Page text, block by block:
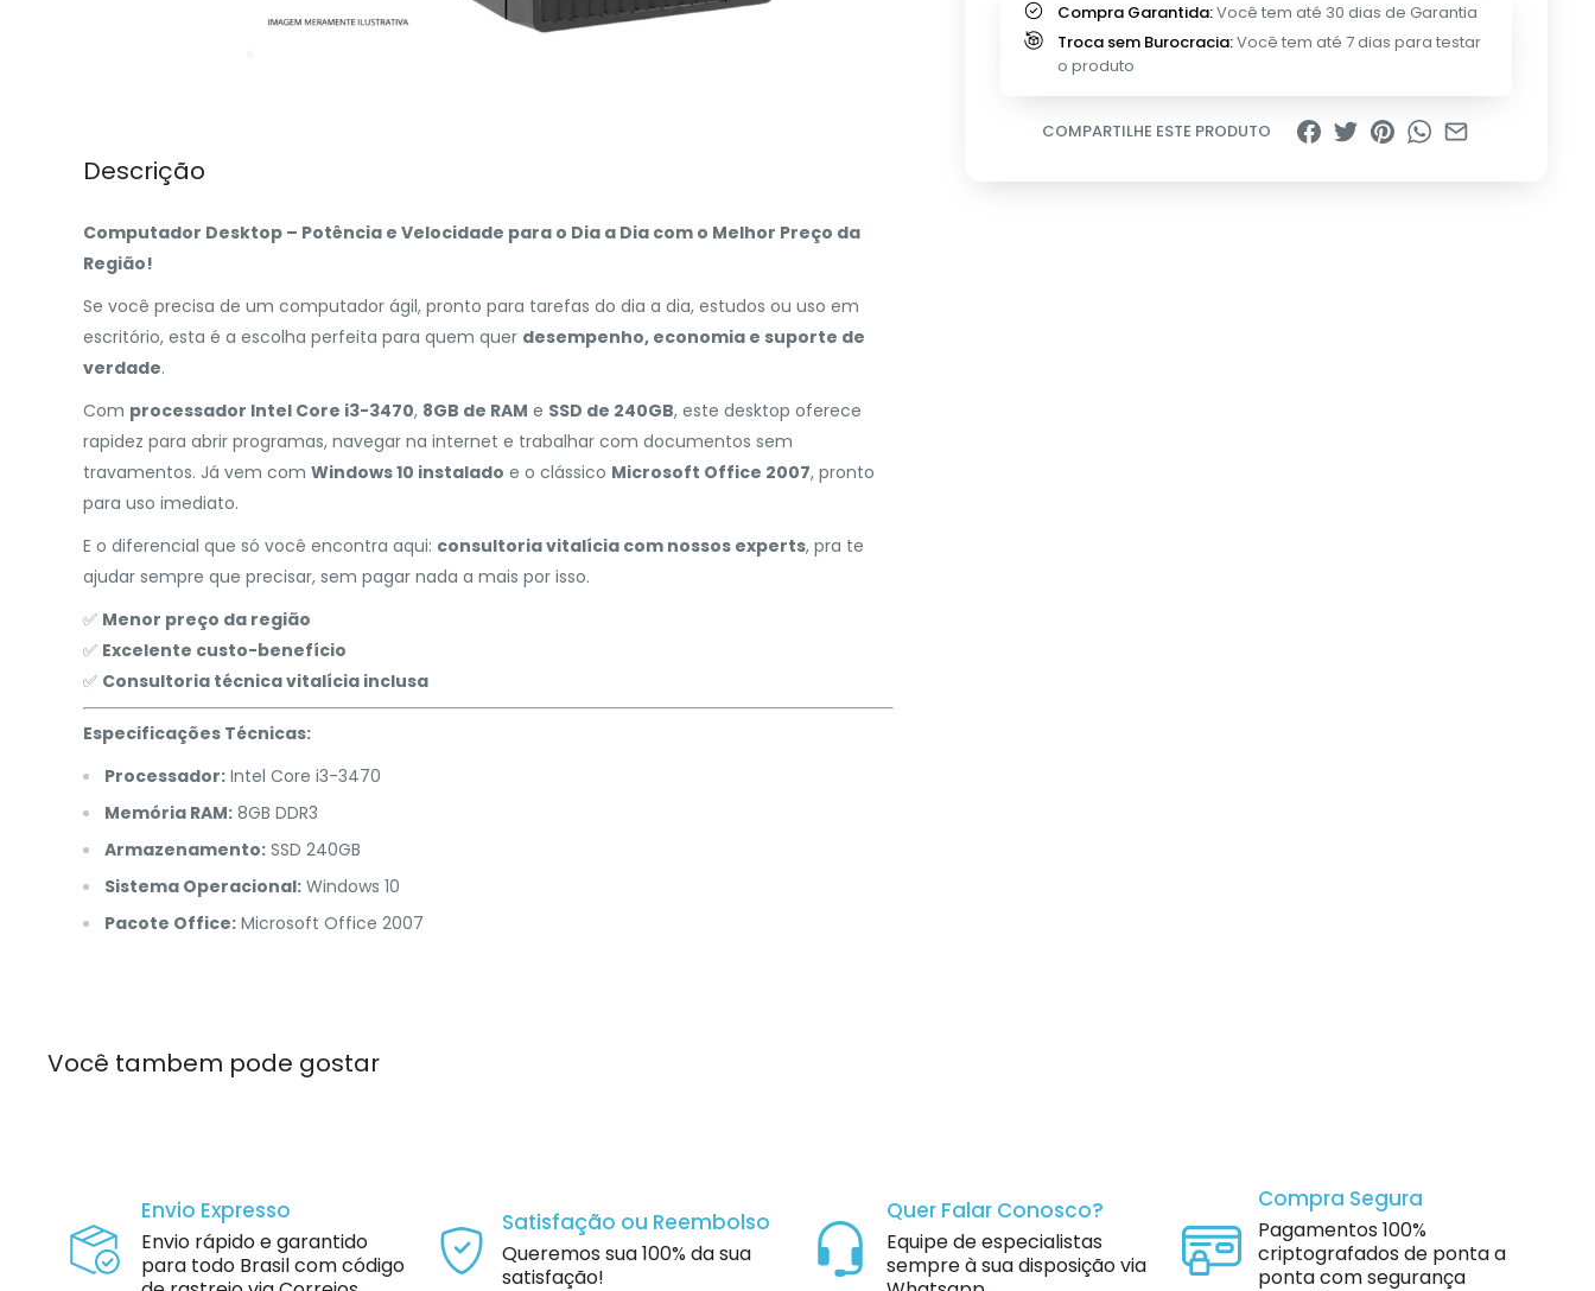
Compra Garantida:Você tem até 30 dias de Garantia
Troca sem Burocracia:Você tem até 7 dias para testar
o produto
COMPARTILHE ESTE PRODUTO
Descrição
Computador Desktop – Potência e Velocidade para o Dia a Dia com o Melhor Preço da
Região!
Se você precisa de um computador ágil, pronto para tarefas do dia a dia, estudos ou uso em
escritório, esta é a escolha perfeita para quem quer desempenho, economia e suporte de
verdade.
Com processador Intel Core i3-3470, 8GB de RAM e SSD de 240GB, este desktop oferece
rapidez para abrir programas, navegar na internet e trabalhar com documentos sem
travamentos. Já vem com Windows 10 instalado e o clássico Microsoft Office 2007, pronto
para uso imediato.
E o diferencial que só você encontra aqui: consultoria vitalícia com nossos experts, pra te
ajudar sempre que precisar, sem pagar nada a mais por isso.
✅ Menor preço da região
✅ Excelente custo-benefício
✅ Consultoria técnica vitalícia inclusa
Especificações Técnicas:
Processador: Intel Core i3-3470
Memória RAM: 8GB DDR3
Armazenamento: SSD 240GB
Sistema Operacional: Windows 10
Pacote Office: Microsoft Office 2007
Você tambem pode gostar
Envio Expresso
Envio rápido e garantido
para todo Brasil com código
Satisfação ou Reembolso
Queremos sua 100% da sua
satisfação!
Quer Falar Conosco?
Equipe de especialistas
sempre à sua disposição via
Compra Segura
Pagamentos 100%
criptografados de ponta a
ponta com segurança